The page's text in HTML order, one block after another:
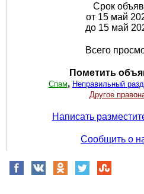
Срок
от 15 май
до 15 май
Всего
Пометить
Спам, Неправильный
Другое
Написать
Сообщить о